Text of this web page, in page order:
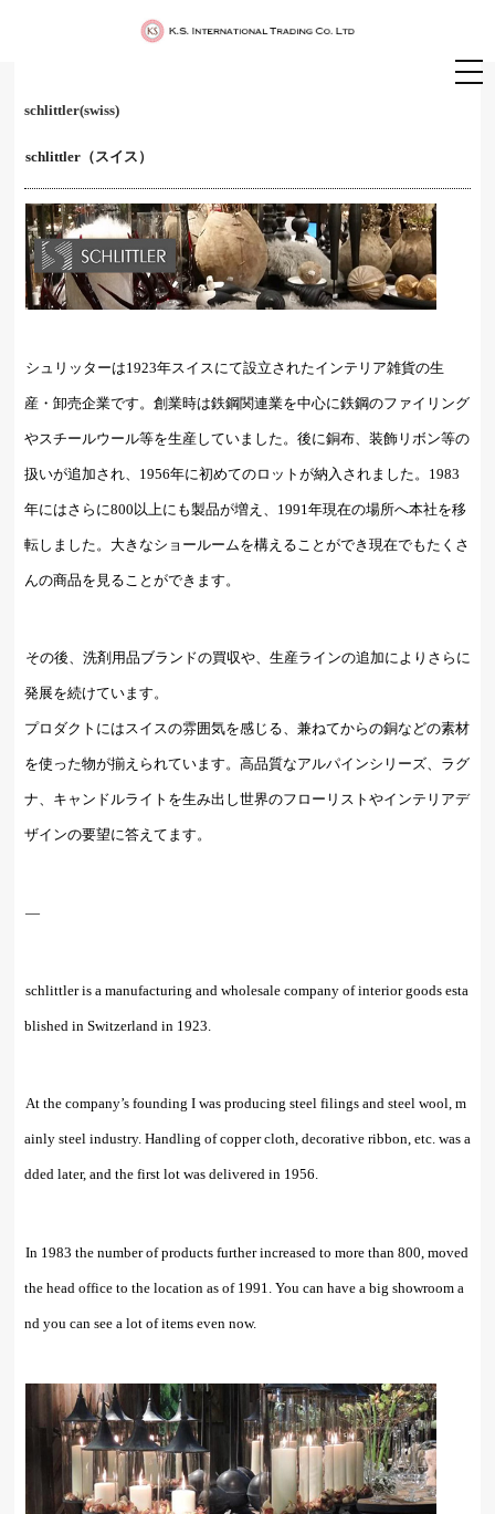
schlittler(swiss)
schlittler（スイス）
シュリッターは1923年スイスにて設立されたインテリア雑貨の生
産・卸売企業です。創業時は鉄鋼関連業を中心に鉄鋼のファイリング
やスチールウール等を生産していました。後に銅布、装飾リボン等の
扱いが追加され、1956年に初めてのロットが納入されました。1983
年にはさらに800以上にも製品が増え、1991年現在の場所へ本社を移
転しました。大きなショールームを構えることができ現在でもたくさ
んの商品を見ることができます。
その後、洗剤用品ブランドの買収や、生産ラインの追加によりさらに
発展を続けています。
プロダクトにはスイスの雰囲気を感じる、兼ねてからの銅などの素材
を使った物が揃えられています。高品質なアルパインシリーズ、ラグ
ナ、キャンドルライトを生み出し世界のフローリストやインテリアデ
ザインの要望に答えてます。
—
schlittler is a manufacturing and wholesale company of interior goods esta
blished in Switzerland in 1923.
At the company’s founding I was producing steel filings and steel wool, m
ainly steel industry. Handling of copper cloth, decorative ribbon, etc. was a
dded later, and the first lot was delivered in 1956.
In 1983 the number of products further increased to more than 800, moved
the head office to the location as of 1991. You can have a big showroom a
nd you can see a lot of items even now.